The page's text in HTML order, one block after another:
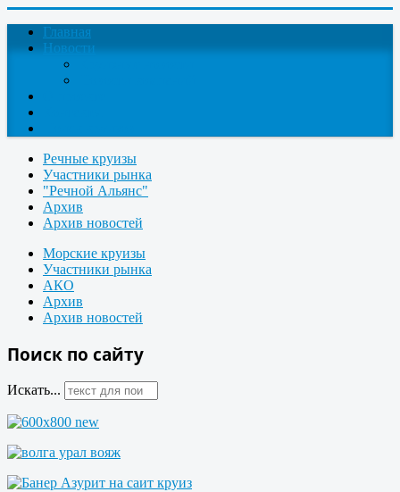
Главная
Новости
Речные круизы
Участники рынка
"Речной Альянс"
Архив
Архив новостей
Морские круизы
Участники рынка
АКО
Архив
Архив новостей
Поиск по сайту
Искать...